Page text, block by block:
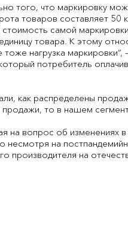
того, что маркировку
товаров составляет
самой
товара. К этому
нагрузка
потребитель
как распределены
то в нашем
на вопрос об изменениях в
несмотря на
производителя на